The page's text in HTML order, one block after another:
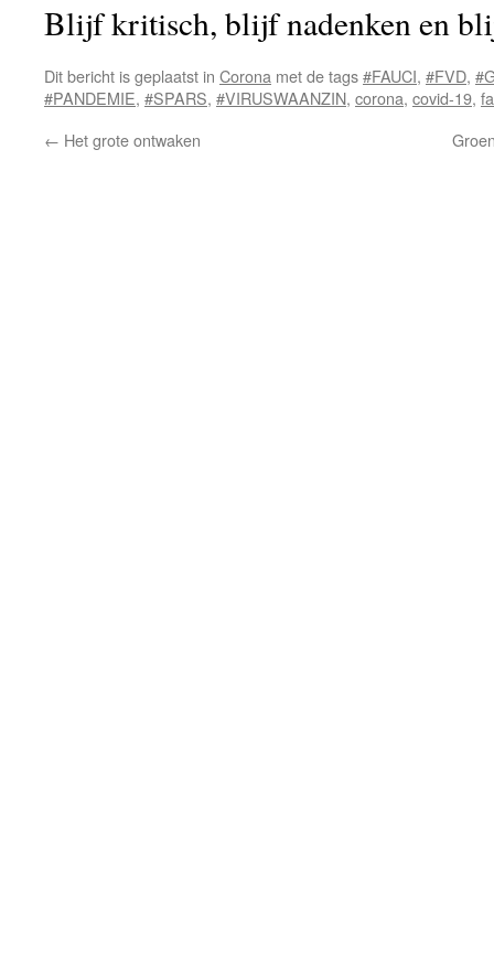
Blijf kritisch, blijf nadenken en
Dit bericht is geplaatst in Corona met de tags#FAUCI, #FVD,
#PANDEMIE, #SPARS, #VIRUSWAANZIN, corona, covid-19,
← Het grote ontwaken